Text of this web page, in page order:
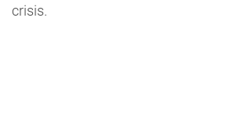
crisis.